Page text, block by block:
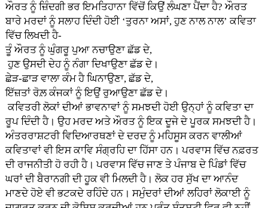
ਔਰਤ ਨੂੰ ਜ਼ਿੰਦਗੀ ਭਰ ਇਮਤਿਹਾਨਾ ਵਿੱਚੋਂ ਕਿਉਂ ਲੰਘਣਾ ਪੈਂਦਾ ਹੈ? ਔਰਤ
ਬਾਰੇ ਮਰਦਾਂ ਨੂੰ ਸਲਾਹ ਦਿੰਦੀ ਹੋਈ ‘ਤੁਰਨਾ ਅਸਾਂ, ਹੁਣ ਨਾਲ ਨਾਲ’ ਕਵਿਤਾ
ਵਿੱਚ ਲਿਖਦੀ ਹੈ-
ਤੂੰ ਔਰਤ ਨੂੰ ਘੁੰਗਰੂ ਪੁਆ ਨਚਾਉਣਾ ਛੱਡ ਦੇ,
ਹੁਣ ਉਸਦੀ ਦੇਹ ਨੂੰ ਨੰਗਾ ਦਿਖਾਉਣਾ ਛੱਡ ਦੇ।
ਛੇੜ-ਛਾੜ ਵਾਲਾ ਕੰਮ ਹੈ ਘਿਨਾਉਣਾ, ਛੱਡ ਦੇ,
ਇੱਜ਼ਤਾਂ ਰੋਲ਼ ਕੰਜਕਾਂ ਨੂੰ ਇਉਂ ਰੁਆਉਣਾ ਛੱਡ ਦੇ।
ਕਵਿਤਰੀ ਲੋਕਾਂ ਦੀਆਂ ਭਾਵਨਾਵਾਂ ਨੂੰ ਸਮਝਦੀ ਹੋਈ ਉਨ੍ਹਾਂ ਨੂੰ ਕਵਿਤਾ ਦਾ
ਰੂਪ ਦਿੰਦੀ ਹੈ। ਉਹ ਮਰਦ ਅਤੇ ਔਰਤ ਨੂੰ ਇਕ ਦੂਜੇ ਦੇ ਪੂਰਕ ਸਮਝਦੀ ਹੈ।
ਅੰਤਰਰਾਸ਼ਟਰੀ ਵਿਦਿਆਰਥਣਾਂ ਦੇ ਦਰਦ ਨੂੰ ਮਹਿਸੂਸ ਕਰਨ ਵਾਲੀਆਂ
ਕਵਿਤਾਵਾਂ ਵੀ ਇਸ ਕਾਵਿ ਸੰਗ੍ਰਹਿ ਦਾ ਹਿੱਸਾ ਹਨ। ਪਰਵਾਸ ਵਿੱਚ ਨਫ਼ਰਤ
ਦੀ ਰਾਜਨੀਤੀ ਹੋ ਰਹੀ ਹੈ। ਪਰਵਾਸ ਵਿੱਚ ਜਾਣ ਤੇ ਪੰਜਾਬ ਦੇ ਪਿੰਡਾਂ ਵਿੱਚ
ਘਰਾਂ ਦੀ ਬੈਰਾਨਗੀ ਦੀ ਹੂਕ ਵੀ ਮਿਲਦੀ ਹੈ। ਲੋਕ ਹਰ ਸੁੱਖ ਦਾ ਆਨੰਦ
ਮਾਣਦੇ ਹੋਏ ਵੀ ਭਟਕਦੇ ਰਹਿੰਦੇ ਹਨ। ਸਮੁੰਦਰਾਂ ਦੀਆਂ ਲਹਿਰਾਂ ਲੋਕਾਈ ਨੂੰ